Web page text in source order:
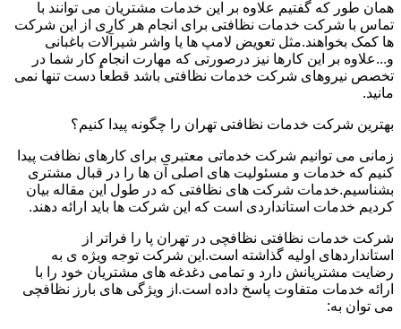
همان طور که گفتیم علاوه بر این خدمات مشتریان می توانند با
تماس با شرکت خدمات نظافتی برای انجام هر کاری از این شرکت
ها کمک بخواهند.مثل تعویض لامپ ها یا واشر شیرآلات باغبانی
و...علاوه بر این کارها نیز درصورتی که مهارت انجام کار شما در
تخصص نیروهای شرکت خدمات نظافتی باشد قطعاً دست تنها نمی
مانید.
بهترین شرکت خدمات نظافتی تهران را چگونه پیدا کنیم؟
زمانی می توانیم شرکت خدماتی معتبری برای کارهای نظافت پیدا
کنیم که خدمات و مسئولیت های اصلی آن ها را در قبال مشتری
بشناسیم.خدمات شرکت های نظافتی که در طول این مقاله بیان
کردیم خدمات استانداردی است که این شرکت ها باید ارائه دهند.
شرکت خدمات نظافتی نظافچی در تهران پا را فراتر از
استانداردهای اولیه گذاشته است.این شرکت توجه ویژه ی به
رضایت مشتریانش دارد و تمامی دغدغه های مشتریان خود را با
ارائه خدمات متفاوت پاسخ داده است.از ویژگی های بارز نظافچی
می توان به: